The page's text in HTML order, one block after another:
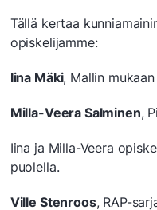
Tällä kertaa
opiskelijamme:
Iina Mäki, Mallin
Milla-Veera Salminen,
Iina ja Milla-Veera
puolella.
Ville Stenroos, RAP-